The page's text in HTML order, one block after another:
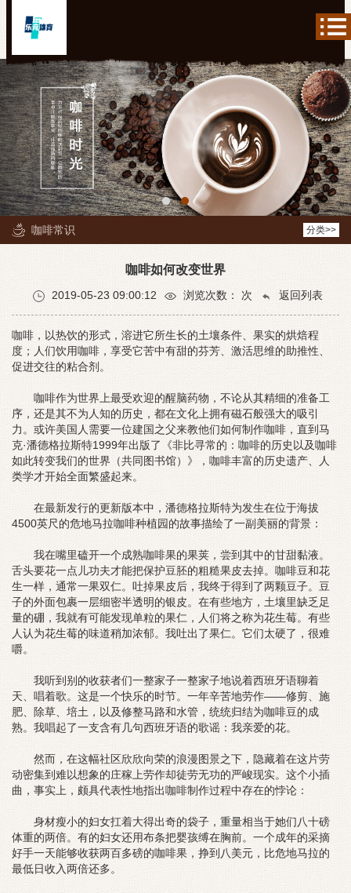
咖啡常识 分类>>
咖啡如何改变世界
2019-05-23 09:00:12 浏览次数： 次 返回列表
咖啡，以热饮的形式，溶进它所生长的土壤条件、果实的烘焙程
度；人们饮用咖啡，享受它苦中有甜的芬芳、激活思维的助推性、
促进交往的粘合剂。
咖啡作为世界上最受欢迎的醒脑药物，不论从其精细的准备工
序，还是其不为人知的历史，都在文化上拥有磁石般强大的吸引
力。或许美国人需要一位建国之父来教他们如何制作咖啡，直到马
克·潘德格拉斯特1999年出版了《非比寻常的：咖啡的历史以及咖啡
如此转变我们的世界（共同图书馆）》，咖啡丰富的历史遗产、人
类学才开始全面繁盛起来。
在最新发行的更新版本中，潘德格拉斯特为发生在位于海拔
4500英尺的危地马拉咖啡种植园的故事描绘了一副美丽的背景：
我在嘴里磕开一个成熟咖啡果的果荚，尝到其中的甘甜黏液。
舌头要花一点儿功夫才能把保护豆胚的粗糙果皮去掉。咖啡豆和花
生一样，通常一果双仁。吐掉果皮后，我终于得到了两颗豆子。豆
子的外面包裹一层细密半透明的银皮。在有些地方，土壤里缺乏足
量的硼，我就有可能发现单粒的果仁，人们将之称为花生莓。有些
人认为花生莓的味道稍加浓郁。我吐出了果仁。它们太硬了，很难
嚼。
我听到别的收获者们一整家子一整家子地说着西班牙语聊着
天、唱着歌。这是一个快乐的时节。一年辛苦地劳作——修剪、施
肥、除草、培土，以及修整马路和水管，统统归结为咖啡豆的成
熟。我唱起了一支含有几句西班牙语的歌谣：我亲爱的花。
然而，在这幅社区欣欣向荣的浪漫图景之下，隐藏着在这片劳
动密集到难以想象的庄稼上劳作却徒劳无功的严峻现实。这个小插
曲，事实上，颇具代表性地指出咖啡制作过程中存在的悖论：
身材瘦小的妇女扛着大得出奇的袋子，重量相当于她们八十磅
体重的两倍。有的妇女还用布条把婴孩缚在胸前。一个成年的采摘
好手一天能够收获两百多磅的咖啡果，挣到八美元，比危地马拉的
最低日收入两倍还多。